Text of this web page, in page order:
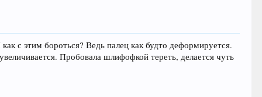
с этим бороться? Ведь палец как будто деформируется.
Пробовала шлифофкой тереть, делается чуть